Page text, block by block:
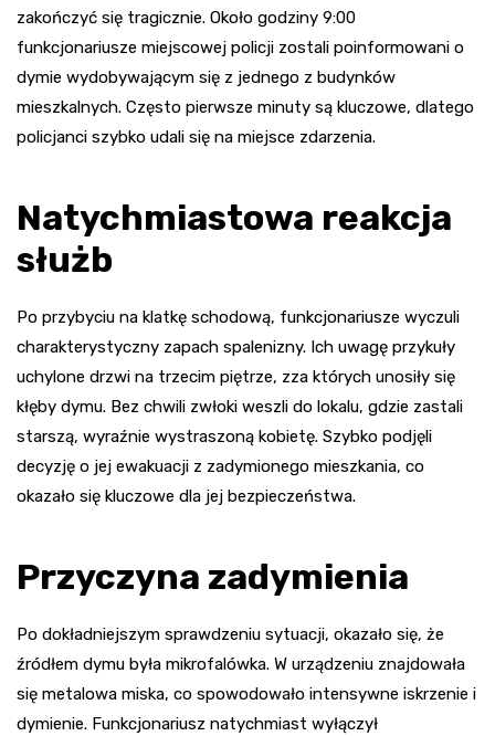
zakończyć się tragicznie. Około godziny 9:00
funkcjonariusze miejscowej policji zostali poinformowani o
dymie wydobywającym się z jednego z budynków
mieszkalnych. Często pierwsze minuty są kluczowe, dlatego
policjanci szybko udali się na miejsce zdarzenia.
Natychmiastowa reakcja
służb
Po przybyciu na klatkę schodową, funkcjonariusze wyczuli
charakterystyczny zapach spalenizny. Ich uwagę przykuły
uchylone drzwi na trzecim piętrze, zza których unosiły się
kłęby dymu. Bez chwili zwłoki weszli do lokalu, gdzie zastali
starszą, wyraźnie wystraszoną kobietę. Szybko podjęli
decyzję o jej ewakuacji z zadymionego mieszkania, co
okazało się kluczowe dla jej bezpieczeństwa.
Przyczyna zadymienia
Po dokładniejszym sprawdzeniu sytuacji, okazało się, że
źródłem dymu była mikrofalówka. W urządzeniu znajdowała
się metalowa miska, co spowodowało intensywne iskrzenie i
dymienie. Funkcjonariusz natychmiast wyłączył